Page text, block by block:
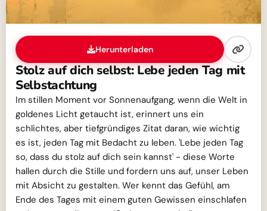
Herunterladen
Stolz auf dich selbst: Lebe jeden Tag mit
Selbstachtung
Im stillen Moment vor Sonnenaufgang, wenn die Welt in
goldenes Licht getaucht ist, erinnert uns ein
schlichtes, aber tiefgründiges Zitat daran, wie wichtig
es ist, jeden Tag mit Bedacht zu leben. 'Lebe jeden Tag
so, dass du stolz auf dich sein kannst' - diese Worte
hallen durch die Stille und fordern uns auf, unser Leben
mit Absicht zu gestalten. Wer kennt das Gefühl, am
Ende des Tages mit einem guten Gewissen einschlafen